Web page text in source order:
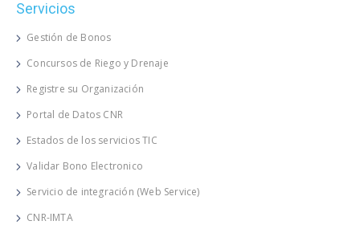
Servicios
Gestión de Bonos
Concursos de Riego y Drenaje
Registre su Organización
Portal de Datos CNR
Estados de los servicios TIC
Validar Bono Electronico
Servicio de integración (Web Service)
CNR-IMTA